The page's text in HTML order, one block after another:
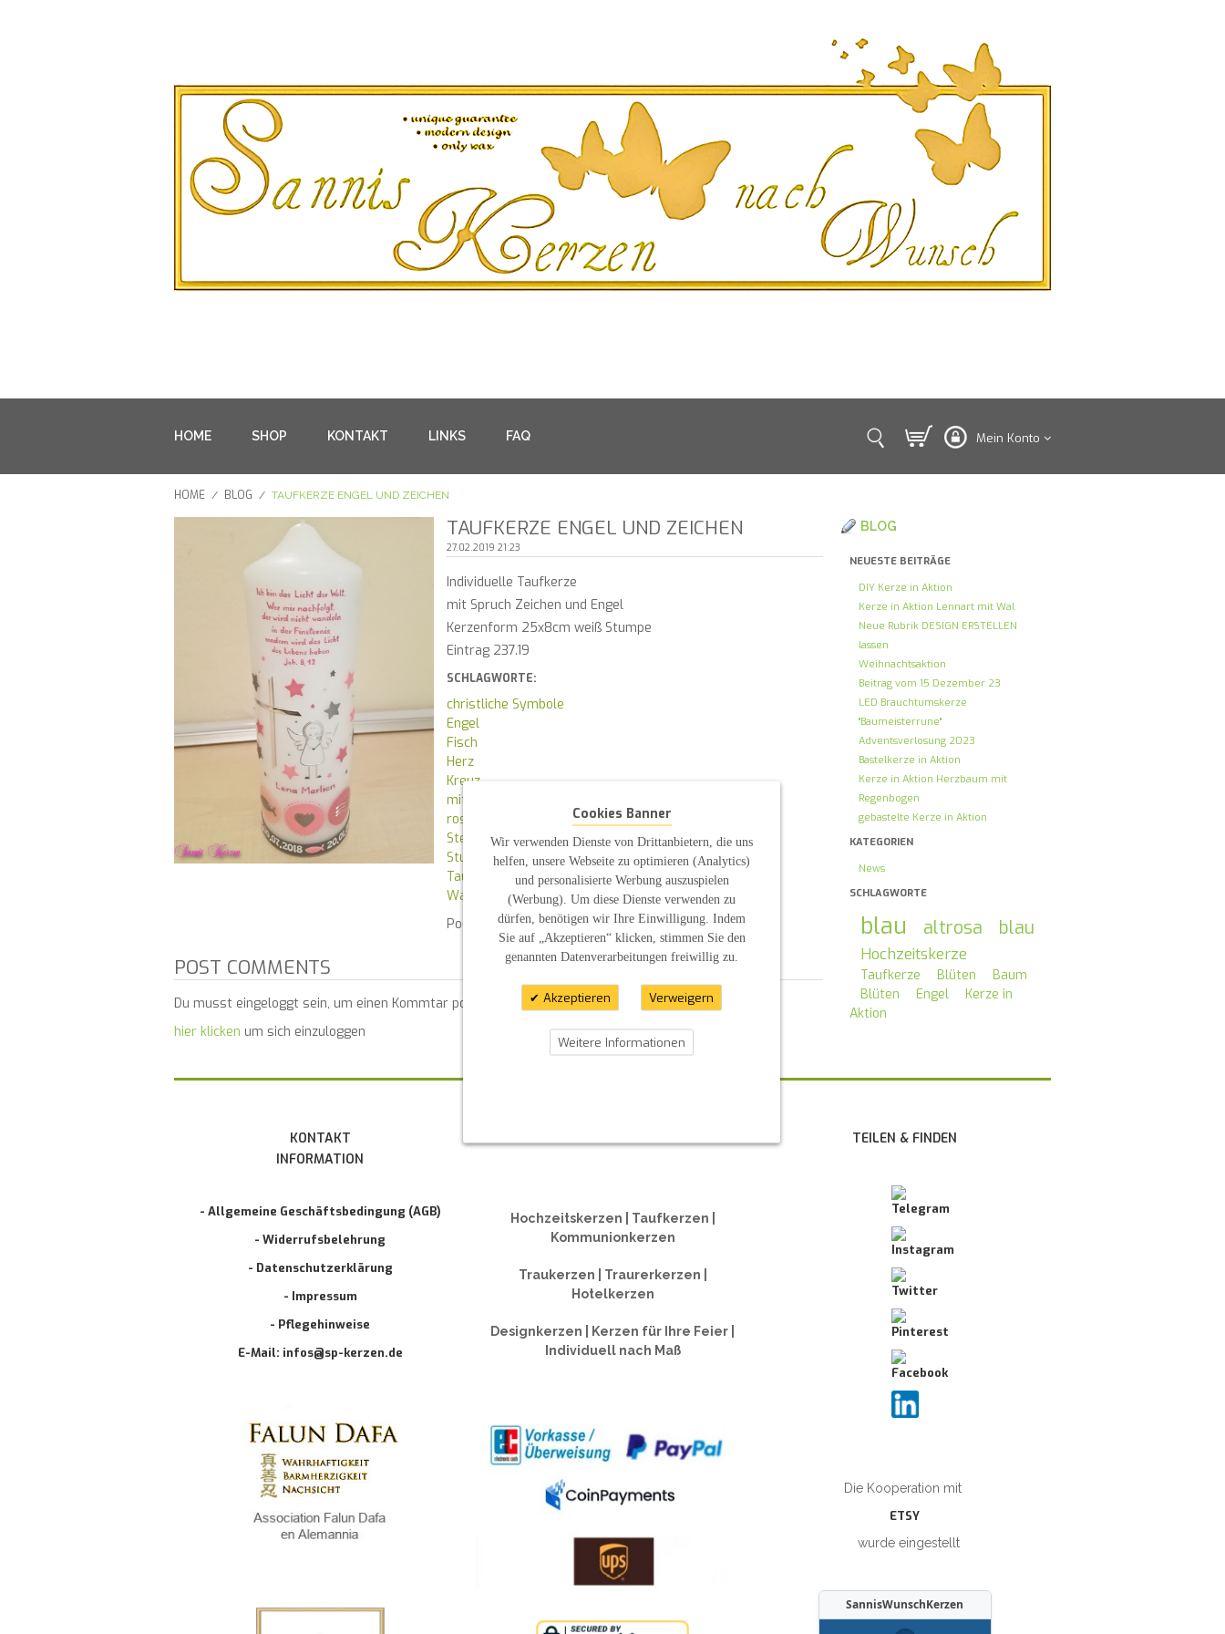
Mein Konto
HOME SHOP KONTAKT LINKS FAQ
HOME / BLOG / TAUFKERZE ENGEL UND ZEICHEN
TAUFKERZE ENGEL UND ZEICHEN
27.02.2019 21:23
Individuelle Taufkerze
mit Spruch Zeichen und Engel
Kerzenform 25x8cm weiß Stumpe
Eintrag 237.19
SCHLAGWORTE:
christliche Symbole
Engel
Fisch
Herz
Kreuz
mit Taufspruch
rosa
Sterne
Stumpenkerze
Taufkerze
Wasserzeichen
Posted inNews By :S P
POST COMMENTS
Du musst eingeloggt sein, um einen Kommtar posten zu können.
hier klicken um sich einzuloggen
BLOG
NEUESTE BEITRÄGE
DIY Kerze in Aktion
Kerze in Aktion Lennart mit Wal
Neue Rubrik DESIGN ERSTELLEN
lassen
Weihnachtsaktion
Beitrag vom 15.Dezember 23
LED Brauchtumskerze
"Baumeisterrune"
Adventsverlosung 2023
Bastelkerze in Aktion
Kerze in Aktion Herzbaum mit
Regenbogen
gebastelte Kerze in Aktion
KATEGORIEN
News
SCHLAGWORTE
blau altrosa blau
Hochzeitskerze
Taufkerze Blüten
Baum
Blüten
Engel
Kerze in
Aktion
KONTAKT
INFORMATION
- Allgemeine Geschäftsbedingung (AGB)
- Widerrufsbelehrung
- Datenschutzerklärung
- Impressum
- Pflegehinweise
E-Mail: infos@sp-kerzen.de
Hochzeitskerzen | Taufkerzen |
Kommunionkerzen
Traukerzen | Traurerkerzen |
Hotelkerzen
Designkerzen | Kerzen für Ihre Feier |
Individuell nach Maß
TEILEN & FINDEN
Die Kooperation mit
ETSY
wurde eingestellt
SannisWunschKerzen
Cookies Banner
Wir verwenden Dienste von Drittanbietern, die uns
helfen, unsere Webseite zu optimieren (Analytics)
und personalisierte Werbung auszuspielen
(Werbung). Um diese Dienste verwenden zu
dürfen, benötigen wir Ihre Einwilligung. Indem
Sie auf „Akzeptieren“ klicken, stimmen Sie den
genannten Datenverarbeitungen freiwillig zu.
Akzeptieren Verweigern
Weitere Informationen